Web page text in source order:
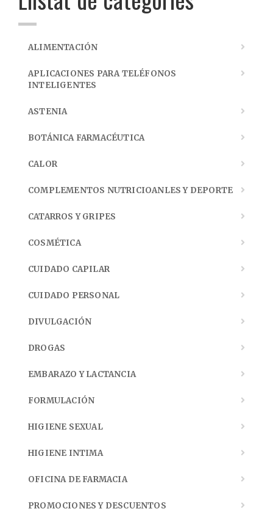
ALIMENTACIÓN
APLICACIONES PARA TELÉFONOS
INTELIGENTES
ASTENIA
BOTÁNICA FARMACÉUTICA
CALOR
COMPLEMENTOS NUTRICIOANLES Y DEPORTE
CATARROS Y GRIPES
COSMÉTICA
CUIDADO CAPILAR
CUIDADO PERSONAL
DIVULGACIÓN
DROGAS
EMBARAZO Y LACTANCIA
FORMULACIÓN
HIGIENE SEXUAL
HIGIENE INTIMA
OFICINA DE FARMACIA
PROMOCIONES Y DESCUENTOS